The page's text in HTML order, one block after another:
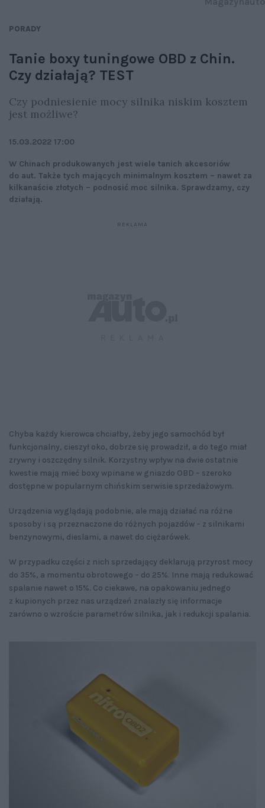
PORADY
Tanie boxy tuningowe OBD z Chin.
Czy działają? TEST
Czy podniesienie mocy silnika niskim kosztem
jest możliwe?
15.03.2022 17:00
W Chinach produkowanych jest wiele tanich akcesoriów
do aut. Także tych mających minimalnym kosztem – nawet za
kilkanaście złotych – podnosić moc silnika. Sprawdzamy, czy
działają.
Chyba każdy kierowca chciałby, żeby jego samochód był
funkcjonalny, cieszył oko, dobrze się prowadził, a do tego miał
zrywny i oszczędny silnik. Korzystny wpływ na dwie ostatnie
kwestie mają mieć boxy wpinane w gniazdo OBD – szeroko
dostępne w popularnym chińskim serwisie sprzedażowym.
Urządzenia wyglądają podobnie, ale mają działać na różne
sposoby i są przeznaczone do różnych pojazdów – z silnikami
benzynowymi, dieslami, a nawet do ciężarówek.
W przypadku części z nich sprzedający deklarują przyrost mocy
do 35%, a momentu obrotowego – do 25%. Inne mają redukować
spalanie nawet o 15%. Co ciekawe, na opakowaniu jednego
z kupionych przez nas urządzeń znalazły się informacje
zarówno o wzroście parametrów silnika, jak i redukcji spalania.